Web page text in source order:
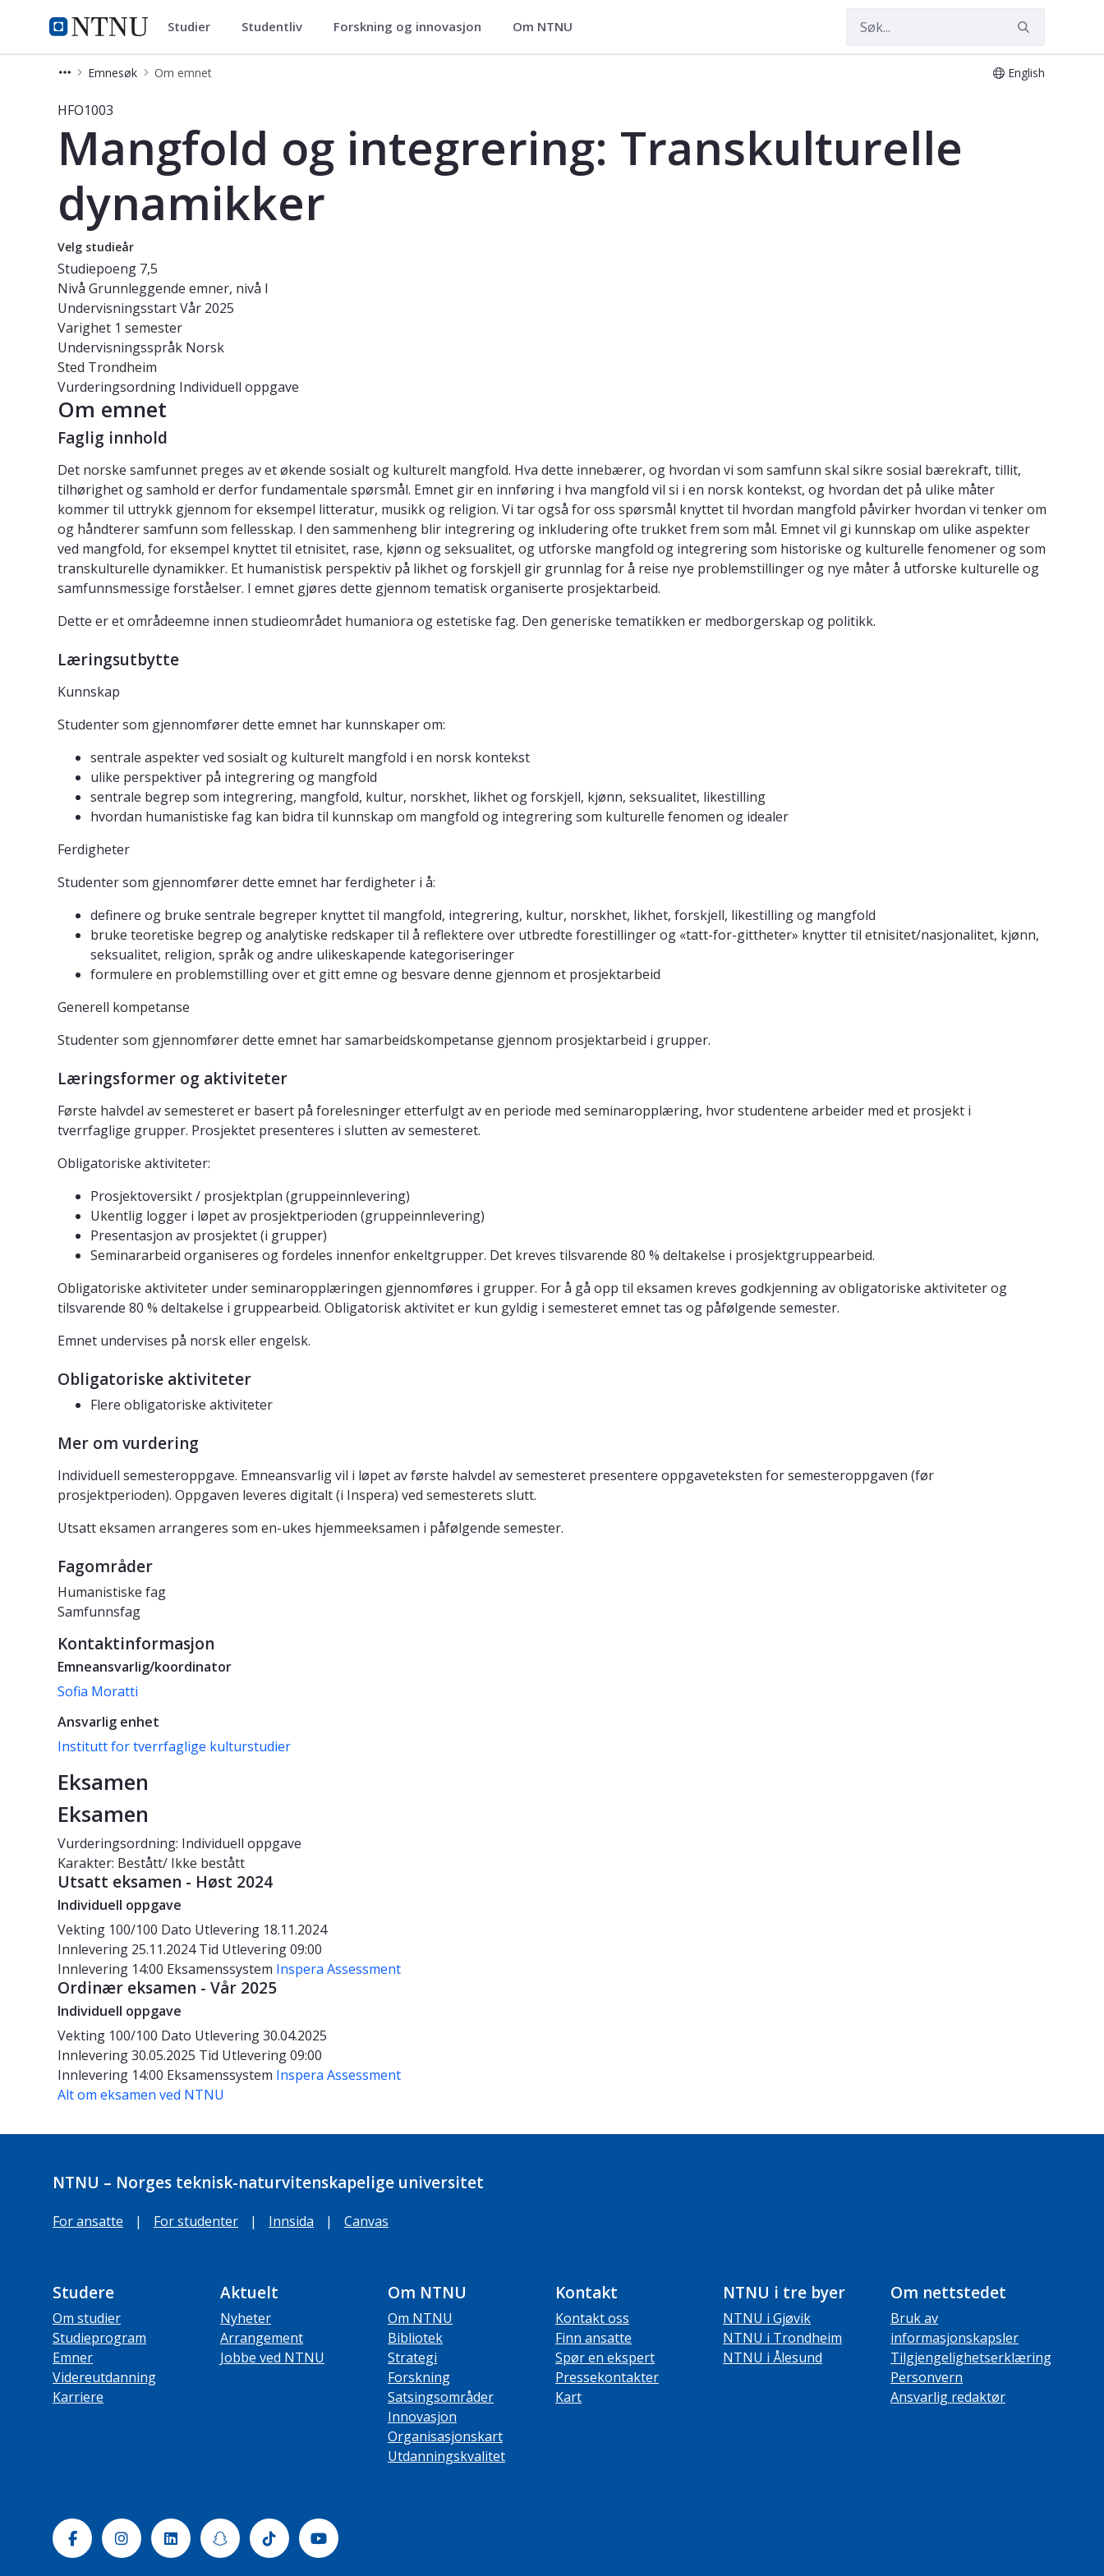
NTNU Hjemmeside
Studier Studier Studentliv Forskning og innovasjon Om NTNU
Emnesøk Om emnet English
Emne - Mangfold og integrering: Transkulturelle dynamikker - HFO1003
HFO1003
Mangfold og integrering: Transkulturelle
dynamikker
Velg studieår
Studiepoeng 7,5
Nivå Grunnleggende emner, nivå I
UndervisningsstartVår 2025
Varighet 1 semester
Undervisningsspråk Norsk
Sted Trondheim
Vurderingsordning Individuell oppgave
Om emnet
Faglig innhold
Det norske samfunnet preges av et økende sosialt og kulturelt mangfold. Hva dette innebærer, og hvordan vi som samfunn skal sikre sosial bærekraft, tillit,
tilhørighet og samhold er derfor fundamentale spørsmål. Emnet gir en innføring i hva mangfold vil si i en norsk kontekst, og hvordan det på ulike måter
kommer til uttrykk gjennom for eksempel litteratur, musikk og religion. Vi tar også for oss spørsmål knyttet til hvordan mangfold påvirker hvordan vi tenker om
og håndterer samfunn som fellesskap. I den sammenheng blir integrering og inkludering ofte trukket frem som mål. Emnet vil gi kunnskap om ulike aspekter
ved mangfold, for eksempel knyttet til etnisitet, rase, kjønn og seksualitet, og utforske mangfold og integrering som historiske og kulturelle fenomener og som
transkulturelle dynamikker. Et humanistisk perspektiv på likhet og forskjell gir grunnlag for å reise nye problemstillinger og nye måter å utforske kulturelle og
samfunnsmessige forståelser. I emnet gjøres dette gjennom tematisk organiserte prosjektarbeid.
Dette er et områdeemne innen studieområdet humaniora og estetiske fag. Den generiske tematikken er medborgerskap og politikk.
Læringsutbytte
Kunnskap
Studenter som gjennomfører dette emnet har kunnskaper om:
sentrale aspekter ved sosialt og kulturelt mangfold i en norsk kontekst
ulike perspektiver på integrering og mangfold
sentrale begrep som integrering, mangfold, kultur, norskhet, likhet og forskjell, kjønn, seksualitet, likestilling
​hvordan humanistiske fag kan bidra til kunnskap om mangfold og integrering som kulturelle fenomen og idealer
Ferdigheter
Studenter som gjennomfører dette emnet har ferdigheter i å:
definere og bruke sentrale begreper knyttet til mangfold, integrering, kultur, norskhet, likhet, forskjell, likestilling og mangfold
bruke teoretiske begrep og analytiske redskaper til å reflektere over utbredte forestillinger og «tatt-for-gittheter» knytter til etnisitet/nasjonalitet, kjønn,
seksualitet, religion, språk og andre ulikeskapende kategoriseringer
formulere en problemstilling over et gitt emne og besvare denne gjennom et prosjektarbeid
Generell kompetanse
Studenter som gjennomfører dette emnet har samarbeidskompetanse gjennom prosjektarbeid i grupper.
Læringsformer og aktiviteter
Første halvdel av semesteret er basert på forelesninger etterfulgt av en periode med seminaropplæring, hvor studentene arbeider med et prosjekt i
tverrfaglige grupper. Prosjektet presenteres i slutten av semesteret.
Obligatoriske aktiviteter:
Prosjektoversikt / prosjektplan (gruppeinnlevering)
Ukentlig logger i løpet av prosjektperioden (gruppeinnlevering)
Presentasjon av prosjektet (i grupper)
Seminararbeid organiseres og fordeles innenfor enkeltgrupper. Det kreves tilsvarende 80 % deltakelse i prosjektgruppearbeid.
Obligatoriske aktiviteter under seminaropplæringen gjennomføres i grupper. For å gå opp til eksamen kreves godkjenning av obligatoriske aktiviteter og
tilsvarende 80 % deltakelse i gruppearbeid. Obligatorisk aktivitet er kun gyldig i semesteret emnet tas og påfølgende semester.
Emnet undervises på norsk eller engelsk.
Obligatoriske aktiviteter
Flere obligatoriske aktiviteter
Mer om vurdering
Individuell semesteroppgave. Emneansvarlig vil i løpet av første halvdel av semesteret presentere oppgaveteksten for semesteroppgaven (før
prosjektperioden). Oppgaven leveres digitalt (i Inspera) ved semesterets slutt.
Utsatt eksamen arrangeres som en-ukes hjemmeeksamen i påfølgende semester.
Fagområder
Humanistiske fag
Samfunnsfag
Kontaktinformasjon
Emneansvarlig/koordinator
Sofia Moratti
Ansvarlig enhet
Institutt for tverrfaglige kulturstudier
Eksamen
Eksamen
Vurderingsordning: Individuell oppgave
Karakter: Bestått/ Ikke bestått
Utsatt eksamen - Høst 2024
Individuell oppgave
Vekting 100/100 Dato Utlevering 18.11.2024
Innlevering 25.11.2024Tid Utlevering 09:00
Innlevering 14:00 Eksamenssystem Inspera Assessment
Ordinær eksamen - Vår 2025
Individuell oppgave
Vekting 100/100 Dato Utlevering 30.04.2025
Innlevering 30.05.2025 Tid Utlevering 09:00
Innlevering 14:00 Eksamenssystem Inspera Assessment
Alt om eksamen ved NTNU
NTNU – Norges teknisk-naturvitenskapelige universitet
For ansatte | For studenter | Innsida | Canvas
Studere
Om studier
Studieprogram
Emner
Videreutdanning
Karriere
Aktuelt
Nyheter
Arrangement
Jobbe ved NTNU
Om NTNU
Om NTNU
Bibliotek
Strategi
Forskning
Satsingsområder
Innovasjon
Organisasjonskart
Utdanningskvalitet
Kontakt
Kontakt oss
Finn ansatte
Spør en ekspert
Pressekontakter
Kart
NTNU i tre byer
NTNU i Gjøvik
NTNU i Trondheim
NTNU i Ålesund
Om nettstedet
Bruk av
informasjonskapsler
Tilgjengelighetserklæring
Personvern
Ansvarlig redaktør
FacebookInstagramLinkedinSnapchatTiktok Youtube